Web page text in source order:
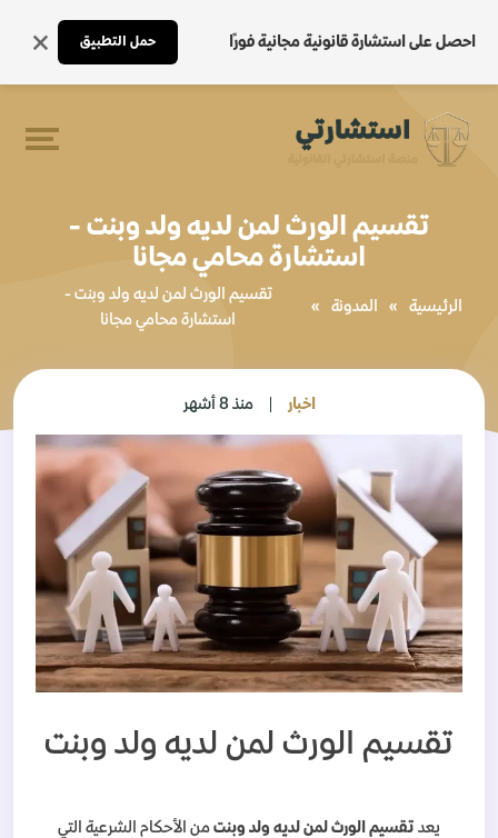
احصل على استشارة قانونية مجانية فورًا حمل التطبيق
تقسيم الورث لمن لديه ولد وبنت -
استشارة محامي مجانا
الرئيسية » المدونة »
تقسيم الورث لمن لديه ولد وبنت -
استشارة محامي مجانا
اخبار منذ 8 أشهر
تقسيم الورث لمن لديه ولد وبنت
يعد تقسيم الورث لمن لديه ولد وبنت من الأحكام الشرعية التي